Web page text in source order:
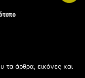
άρθρα, εικόνες και